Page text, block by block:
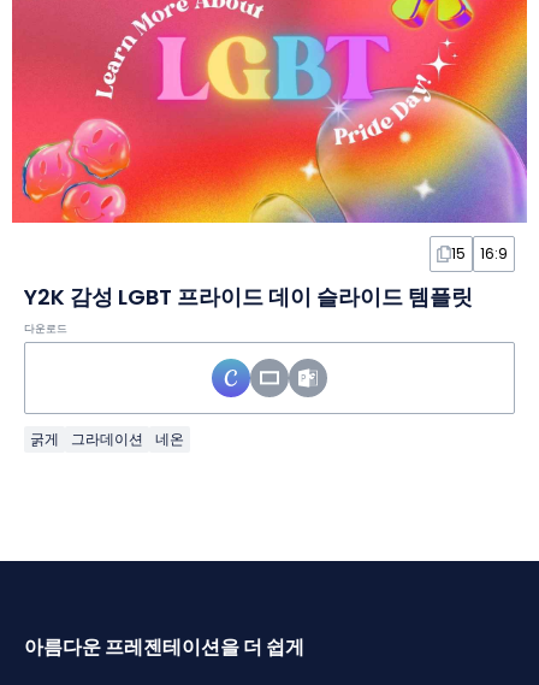
15 16:9
Y2K 감성 LGBT 프라이드 데이 슬라이드 템플릿
다운로드
굵게 그라데이션 네온
아름다운 프레젠테이션을 더 쉽게